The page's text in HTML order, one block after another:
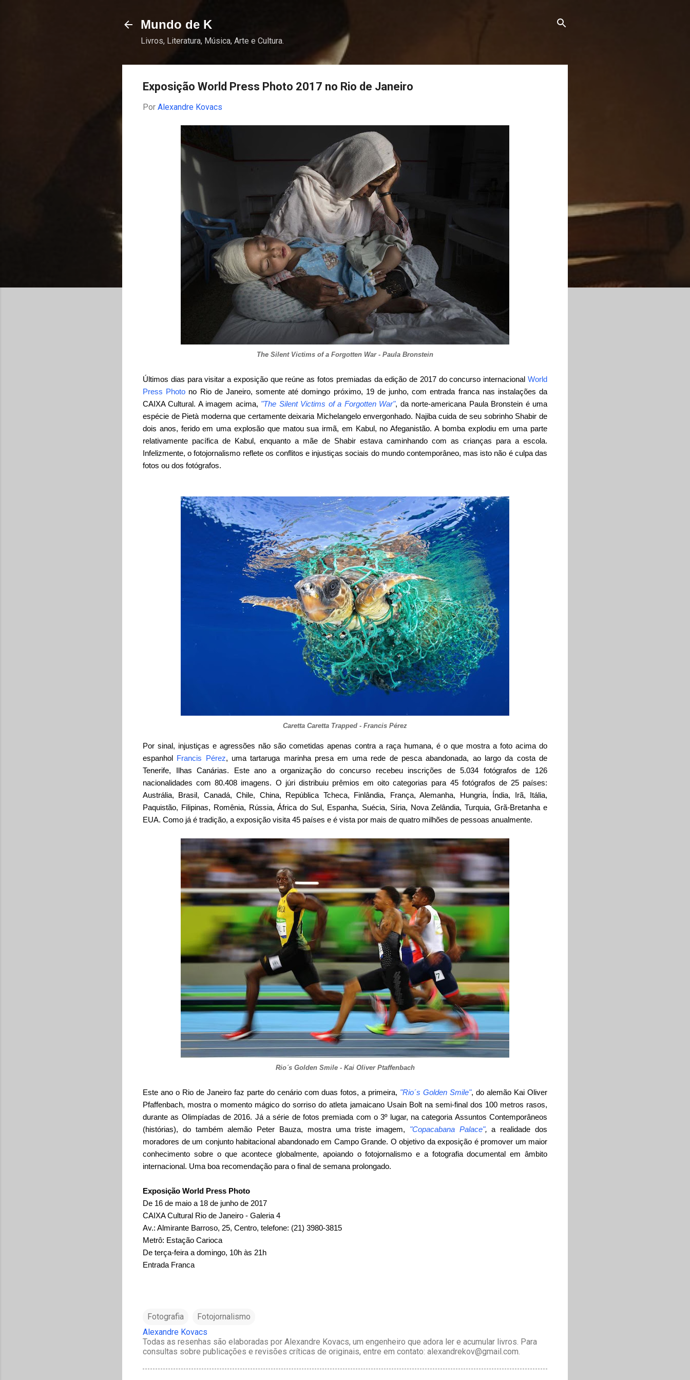
Mundo de K
Livros, Literatura, Música, Arte e Cultura.
Exposição World Press Photo 2017 no Rio de Janeiro
Por Alexandre Kovacs
The Silent Victims of a Forgotten War - Paula Bronstein
Últimos dias para visitar a exposição que reúne as fotos premiadas da edição de 2017 do concurso internacional World
Press Photo no Rio de Janeiro, somente até domingo próximo, 19 de junho, com entrada franca nas instalações da
CAIXA Cultural. A imagem acima, "The Silent Victims of a Forgotten War", da norte-americana Paula Bronstein é uma
espécie de Pietà moderna que certamente deixaria Michelangelo envergonhado. Najiba cuida de seu sobrinho Shabir de
dois anos, ferido em uma explosão que matou sua irmã, em Kabul, no Afeganistão. A bomba explodiu em uma parte
relativamente pacífica de Kabul, enquanto a mãe de Shabir estava caminhando com as crianças para a escola.
Infelizmente, o fotojornalismo reflete os conflitos e injustiças sociais do mundo contemporâneo, mas isto não é culpa das
fotos ou dos fotógrafos.
Caretta Caretta Trapped - Francis Pérez
Por sinal, injustiças e agressões não são cometidas apenas contra a raça humana, é o que mostra a foto acima do
espanhol Francis Pérez, uma tartaruga marinha presa em uma rede de pesca abandonada, ao largo da costa de
Tenerife, Ilhas Canárias. Este ano a organização do concurso recebeu inscrições de 5.034 fotógrafos de 126
nacionalidades com 80.408 imagens. O júri distribuiu prêmios em oito categorias para 45 fotógrafos de 25 países:
Austrália, Brasil, Canadá, Chile, China, República Tcheca, Finlândia, França, Alemanha, Hungria, Índia, Irã, Itália,
Paquistão, Filipinas, Romênia, Rússia, África do Sul, Espanha, Suécia, Síria, Nova Zelândia, Turquia, Grã-Bretanha e
EUA. Como já é tradição, a exposição visita 45 países e é vista por mais de quatro milhões de pessoas anualmente.
Rio´s Golden Smile - Kai Oliver Ptaffenbach
Este ano o Rio de Janeiro faz parte do cenário com duas fotos, a primeira, "Rio´s Golden Smile", do alemão Kai Oliver
Pfaffenbach, mostra o momento mágico do sorriso do atleta jamaicano Usain Bolt na semi-final dos 100 metros rasos,
durante as Olimpíadas de 2016. Já a série de fotos premiada com o 3º lugar, na categoria Assuntos Contemporâneos
(histórias), do também alemão Peter Bauza, mostra uma triste imagem, "Copacabana Palace",a realidade dos
moradores de um conjunto habitacional abandonado em Campo Grande. O objetivo da exposição é promover um maior
conhecimento sobre o que acontece globalmente, apoiando o fotojornalismo e a fotografia documental em âmbito
internacional. Uma boa recomendação para o final de semana prolongado.
Exposição World Press Photo
De 16 de maio a 18 de junho de 2017
CAIXA Cultural Rio de Janeiro - Galeria 4
Av.: Almirante Barroso, 25, Centro, telefone: (21) 3980-3815
Metrô: Estação Carioca
De terça-feira a domingo, 10h às 21h
Entrada Franca
Fotografia
Fotojornalismo
Alexandre Kovacs
Todas as resenhas são elaboradas por Alexandre Kovacs, um engenheiro que adora ler e acumular livros. Para
consultas sobre publicações e revisões críticas de originais, entre em contato: alexandrekov@gmail.com.